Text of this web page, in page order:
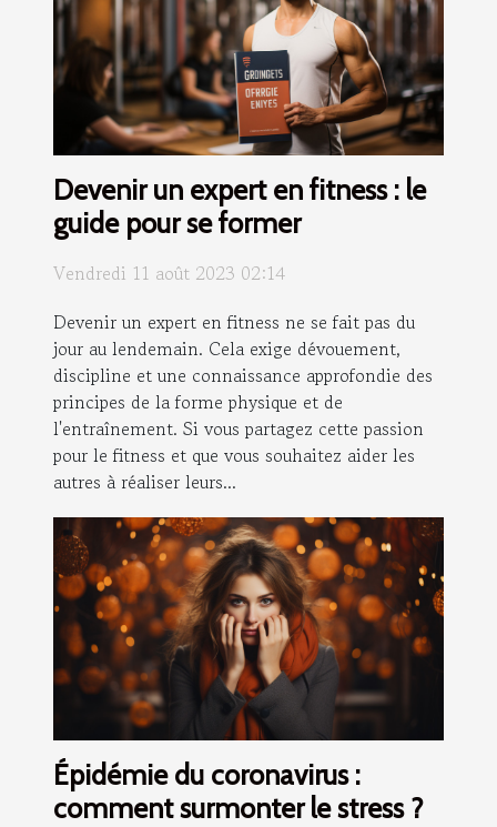
Devenir un expert en fitness : le
guide pour se former
Vendredi 11 août 2023 02:14
Devenir un expert en fitness ne se fait pas du
jour au lendemain. Cela exige dévouement,
discipline et une connaissance approfondie des
principes de la forme physique et de
l'entraînement. Si vous partagez cette passion
pour le fitness et que vous souhaitez aider les
autres à réaliser leurs...
Épidémie du coronavirus :
comment surmonter le stress ?